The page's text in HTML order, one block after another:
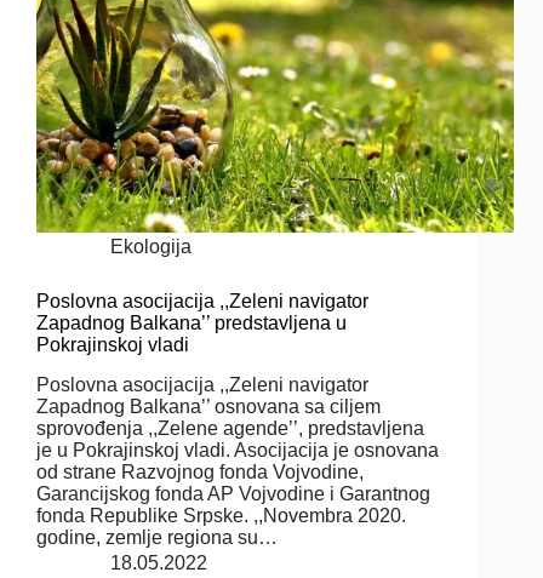
Ekologija
Poslovna asocijacija ,,Zeleni navigator
Zapadnog Balkana’’ predstavljena u
Pokrajinskoj vladi
Poslovna asocijacija ,,Zeleni navigator
Zapadnog Balkana’’ osnovana sa ciljem
sprovođenja ,,Zelene agende’’, predstavljena
je u Pokrajinskoj vladi. Asocijacija je osnovana
od strane Razvojnog fonda Vojvodine,
Garancijskog fonda AP Vojvodine i Garantnog
fonda Republike Srpske. ,,Novembra 2020.
godine, zemlje regiona su…
18.05.2022